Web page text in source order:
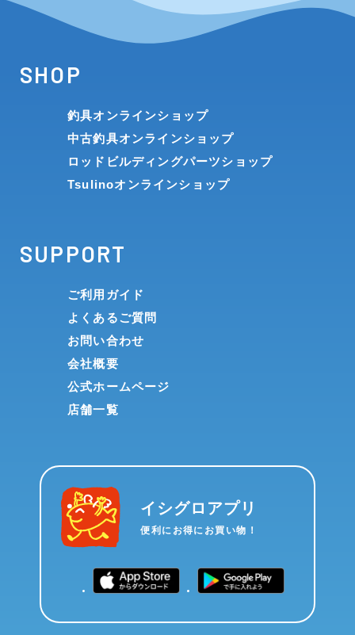
SHOP
釣具オンラインショップ
中古釣具オンラインショップ
ロッドビルディングパーツショップ
Tsulinoオンラインショップ
SUPPORT
ご利用ガイド
よくあるご質問
お問い合わせ
会社概要
公式ホームページ
店舗一覧
イシグロアプリ
便利にお得にお買い物！